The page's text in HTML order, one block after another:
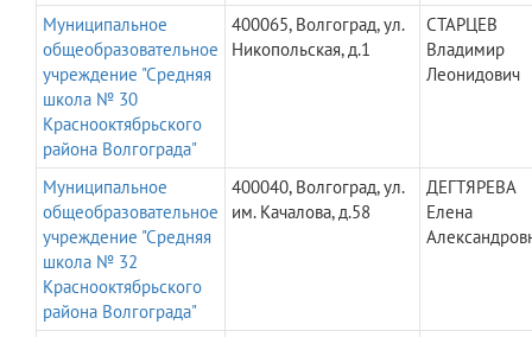
Муниципальное
общеобразовательное
учреждение "Средняя
школа № 30
Краснооктябрьского
района Волгограда"
400065, Волгоград, ул.
Никопольская, д.1
СТАРЦЕВ
Владимир
Леонидович
Муниципальное
общеобразовательное
учреждение "Средняя
школа № 32
Краснооктябрьского
района Волгограда"
400040, Волгоград, ул.
им. Качалова, д.58
ДЕГТЯРЕВА
Елена